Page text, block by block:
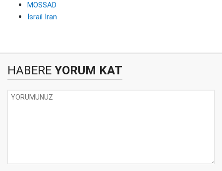
MOSSAD
İsrail İran
HABERE YORUM KAT